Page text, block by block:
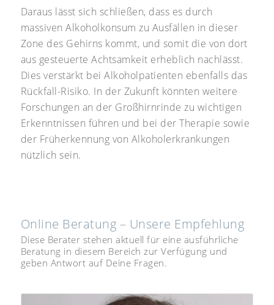
Daraus lässt sich schließen, dass es durch
massiven Alkoholkonsum zu Ausfällen in dieser
Zone des Gehirns kommt, und somit die von dort
aus gesteuerte Achtsamkeit erheblich nachlässt.
Dies verstärkt bei Alkoholpatienten ebenfalls das
Rückfall-Risiko. In der Zukunft könnten weitere
Forschungen an der Großhirnrinde zu wichtigen
Erkenntnissen führen und bei der Therapie sowie
der Früherkennung von Alkoholerkrankungen
nützlich sein.
Online Beratung – Unsere Empfehlung
Diese Berater stehen aktuell für eine ausführliche
Beratung in diesem Bereich zur Verfügung und
geben Antwort auf Deine Fragen.